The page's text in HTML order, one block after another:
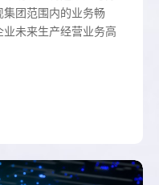
集团范围内的业务畅
未来生产经营业务高